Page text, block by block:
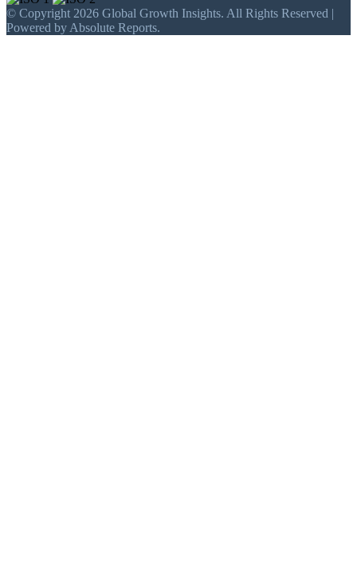
© Copyright 2026 Global Growth Insights. All Rights Reserved |
Powered by Absolute Reports.